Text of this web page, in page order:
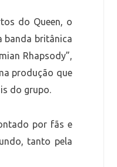
do Queen, o
banda britânica
Rhapsody”,
produção que
do grupo.
por fãs e
tanto pela